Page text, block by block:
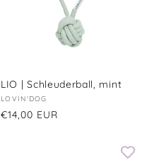
LIO | Schleuderball, mint
Anbieter:
LOVIN'DOG
Normaler
€14,00 EUR